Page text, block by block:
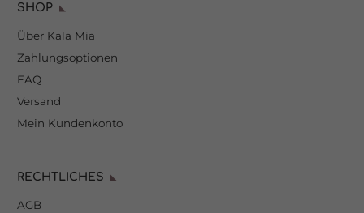
SHOP
Über Kala Mia
Zahlungsoptionen
FAQ
Versand
Mein Kundenkonto
RECHTLICHES
AGB